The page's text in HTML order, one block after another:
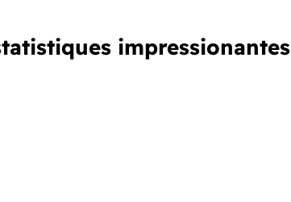
impressionantes